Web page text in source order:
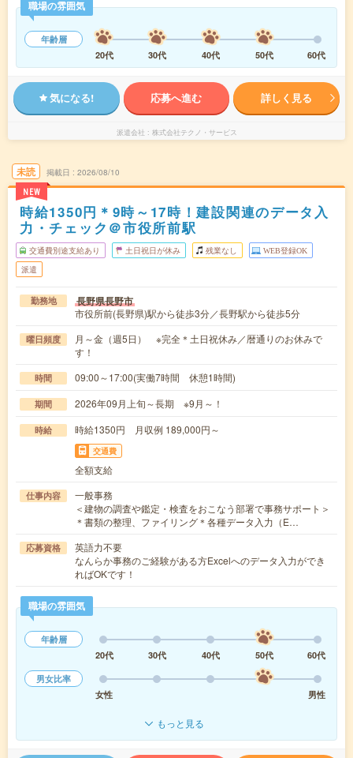
職場の雰囲気
年齢層
20代
30代 40代 50代 60代
気になる! 応募へ進む 詳しく見る
派遣会社 株式会社テクノ・サービス
未読
NEW
掲載日 2026/08/10
時給1350円＊9時～17時！建設関連のデータ入
力・チェック＠市役所前駅
交通費別途支給あり 土日祝日が休み 残業なし WEB登録OK
派遣
勤務地 長野県長野市
市役所前(長野県)駅から徒歩3分／長野駅から徒歩5分
曜日頻度
月～金（週5日） ※完全＊土日祝休み／暦通りのお休みで
す！
時間 09:00～17:00(実働7時間 休憩1時間)
期間 2026年09月上旬～長期 ※9月～！
時給 時給1350円 月収例 189,000円～
交通費
全額支給
仕事内容
一般事務
＜建物の調査や鑑定・検査をおこなう部署で事務サポート＞
＊書類の整理、ファイリング＊各種データ入力（E…
応募資格
英語力不要
なんらか事務のご経験がある方Excelへのデータ入力ができ
ればOKです！
職場の雰囲気
年齢層
20代
30代 40代 50代
60代
男女比率
女性
男性
もっと見る